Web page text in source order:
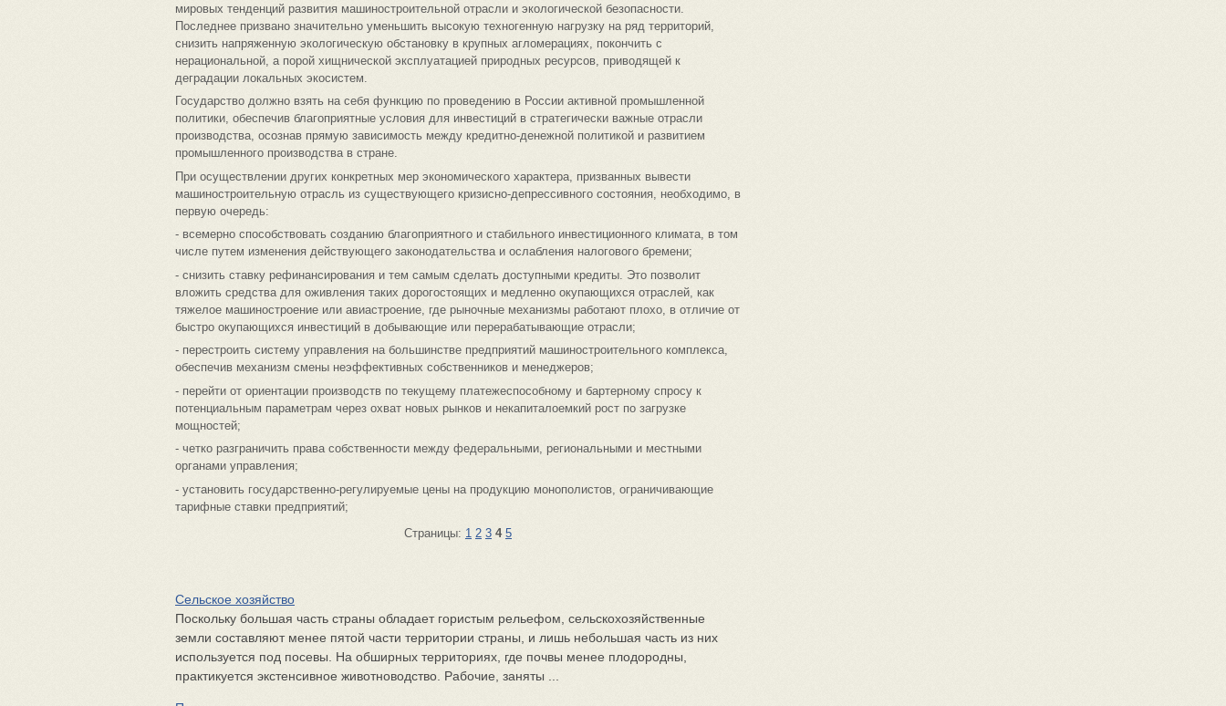
мировых тенденций развития машиностроительной отрасли и экологической безопасности.
Последнее призвано значительно уменьшить высокую техногенную нагрузку на ряд территорий,
снизить напряженную экологическую обстановку в крупных агломерациях, покончить с
нерациональной, а порой хищнической эксплуатацией природных ресурсов, приводящей к
деградации локальных экосистем.
Государство должно взять на себя функцию по проведению в России активной промышленной
политики, обеспечив благоприятные условия для инвестиций в стратегически важные отрасли
производства, осознав прямую зависимость между кредитно-денежной политикой и развитием
промышленного производства в стране.
При осуществлении других конкретных мер экономического характера, призванных вывести
машиностроительную отрасль из существующего кризисно-депрессивного состояния, необходимо, в
первую очередь:
- всемерно способствовать созданию благоприятного и стабильного инвестиционного климата, в том
числе путем изменения действующего законодательства и ослабления налогового бремени;
- снизить ставку рефинансирования и тем самым сделать доступными кредиты. Это позволит
вложить средства для оживления таких дорогостоящих и медленно окупающихся отраслей, как
тяжелое машиностроение или авиастроение, где рыночные механизмы работают плохо, в отличие от
быстро окупающихся инвестиций в добывающие или перерабатывающие отрасли;
- перестроить систему управления на большинстве предприятий машиностроительного комплекса,
обеспечив механизм смены неэффективных собственников и менеджеров;
- перейти от ориентации производств по текущему платежеспособному и бартерному спросу к
потенциальным параметрам через охват новых рынков и некапиталоемкий рост по загрузке
мощностей;
- четко разграничить права собственности между федеральными, региональными и местными
органами управления;
- установить государственно-регулируемые цены на продукцию монополистов, ограничивающие
тарифные ставки предприятий;
Страницы: 1 2 3 4 5
Сельское хозяйство
Поскольку большая часть страны обладает гористым рельефом, сельскохозяйственные
земли составляют менее пятой части территории страны, и лишь небольшая часть из них
используется под посевы. На обширных территориях, где почвы менее плодородны,
практикуется экстенсивное животноводство. Рабочие, заняты ...